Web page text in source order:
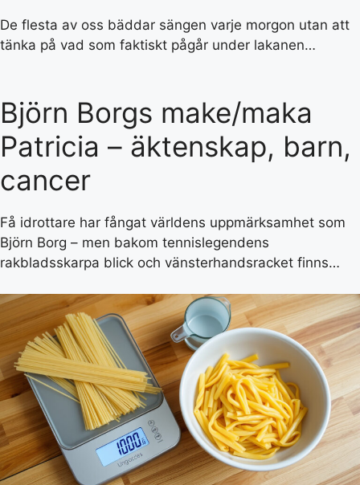
De flesta av oss bäddar sängen varje morgon utan att
tänka på vad som faktiskt pågår under lakanen…
Björn Borgs make/maka
Patricia – äktenskap, barn,
cancer
Få idrottare har fångat världens uppmärksamhet som
Björn Borg – men bakom tennislegendens
rakbladsskarpa blick och vänsterhandsracket finns…